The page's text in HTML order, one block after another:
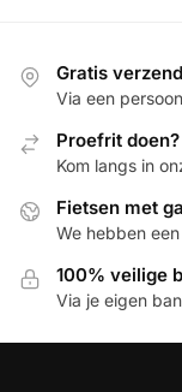
Gratis
Via een
Proefrit doen?
Kom langs in
Fietsen met
We hebben
100% veilige
Via je eigen